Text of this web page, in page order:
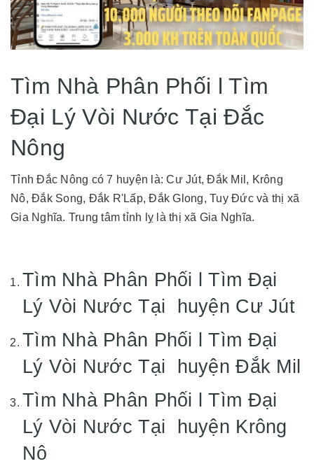
Tìm Nhà Phân Phối l Tìm
Đại Lý Vòi Nước Tại Đắc
Nông
Tỉnh Đắc Nông có 7 huyện là: Cư Jút, Đắk Mil, Krông
Nô, Đắk Song, Đắk R'Lấp, Đắk Glong, Tuy Đức và thị xã
Gia Nghĩa. Trung tâm tỉnh lỵ là thị xã Gia Nghĩa.
Tìm Nhà Phân Phối l Tìm Đại
Lý Vòi Nước Tại huyện Cư Jút
Tìm Nhà Phân Phối l Tìm Đại
Lý Vòi Nước Tại huyện Đắk Mil
Tìm Nhà Phân Phối l Tìm Đại
Lý Vòi Nước Tại huyện Krông
Nô